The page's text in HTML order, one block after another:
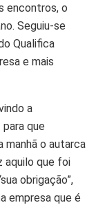
encontros, o
Seguiu-se
Qualifica
e mais
a
que
o autarca
aquilo que foi
obrigação”,
empresa que é